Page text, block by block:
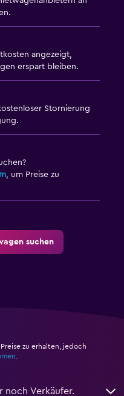
angezeigt,
erspart bleiben.
Stornierung
, um Preise zu
suchen
zu erhalten, jedoch
Verkäufer.